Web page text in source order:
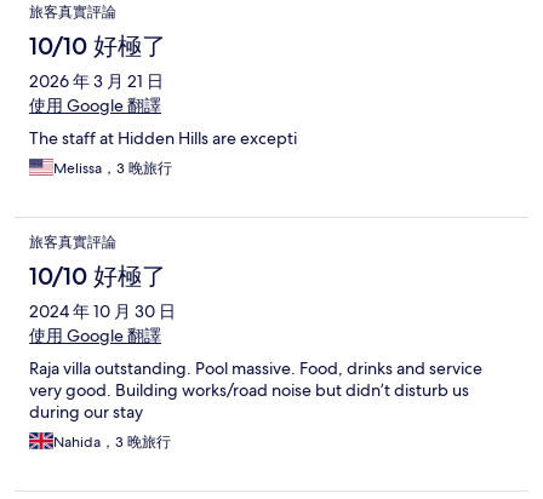
旅客真實評論
10/10 好極了
2026 年 3 月 21 日
使用 Google 翻譯
The staff at Hidden Hills are excepti
Melissa，3 晚旅行
旅客真實評論
10/10 好極了
2024 年 10 月 30 日
使用 Google 翻譯
Raja villa outstanding. Pool massive. Food, drinks and service
very good. Building works/road noise but didn’t disturb us
during our stay
Nahida，3 晚旅行